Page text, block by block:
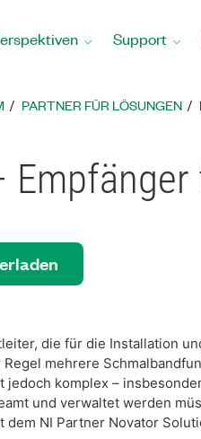
Support
PARTNER FÜR LÖSUNGEN
die für die Installation
mehrere
jedoch komplex –
und verwaltet werden
dem NI Partner Novator